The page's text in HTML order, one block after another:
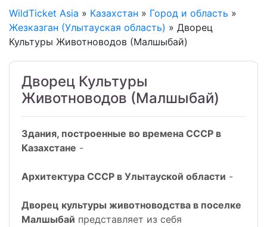
WildTicket Asia » Казахстан » Город и область »
Жезказган (Улытауская область) » Дворец
Культуры Животноводов (Малшыбай)
Дворец Культуры
Животноводов (Малшыбай)
Здания, построенные во времена СССР в
Казахстане -
Архитектура СССР в Улытауской области -
Дворец культуры животноводства в поселке
Малшыбай представляет из себя